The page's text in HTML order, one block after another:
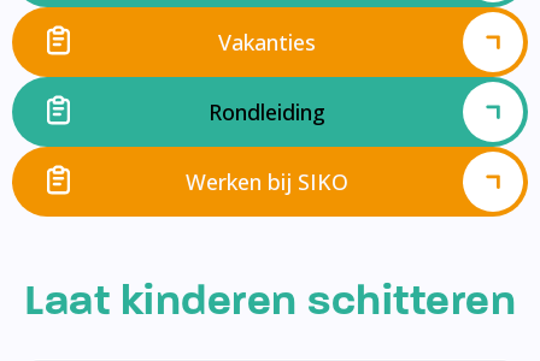
Vakanties
Rondleiding
Werken bij SIKO
Laat kinderen schitteren